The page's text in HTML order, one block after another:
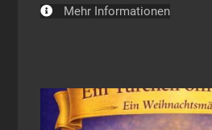
Mehr Informationen